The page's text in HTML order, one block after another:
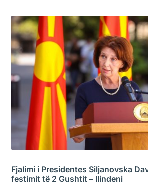
Fjalimi i Presidentes Siljanovska
festimit të 2 Gushtit – Ilindeni